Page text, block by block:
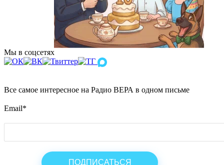
Мы в соцсетях
Все самое интересное на Радио ВЕРА в одном письме
Email*